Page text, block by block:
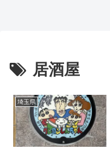
居酒屋
埼玉県